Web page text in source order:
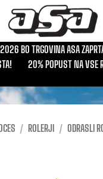
BO TRGOVINA ASA
20% POPUST NA VSE
/ ROLERJI / ODRASLI